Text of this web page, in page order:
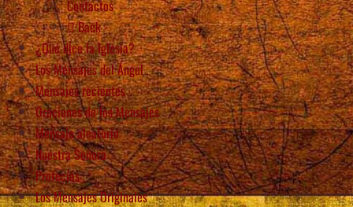
Contactos
Back
¿Qué dice la Iglesia?
Los Mensajes del Ángel
Mensajes recientes
Oraciones de los Mensajes
Mensaje aleatorio
Nuestra Señora
Profecías
Los Mensajes Originales